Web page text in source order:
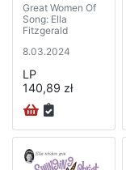
Great Women Of
Song: Ella
Fitzgerald
8.03.2024
LP
140,89 zł